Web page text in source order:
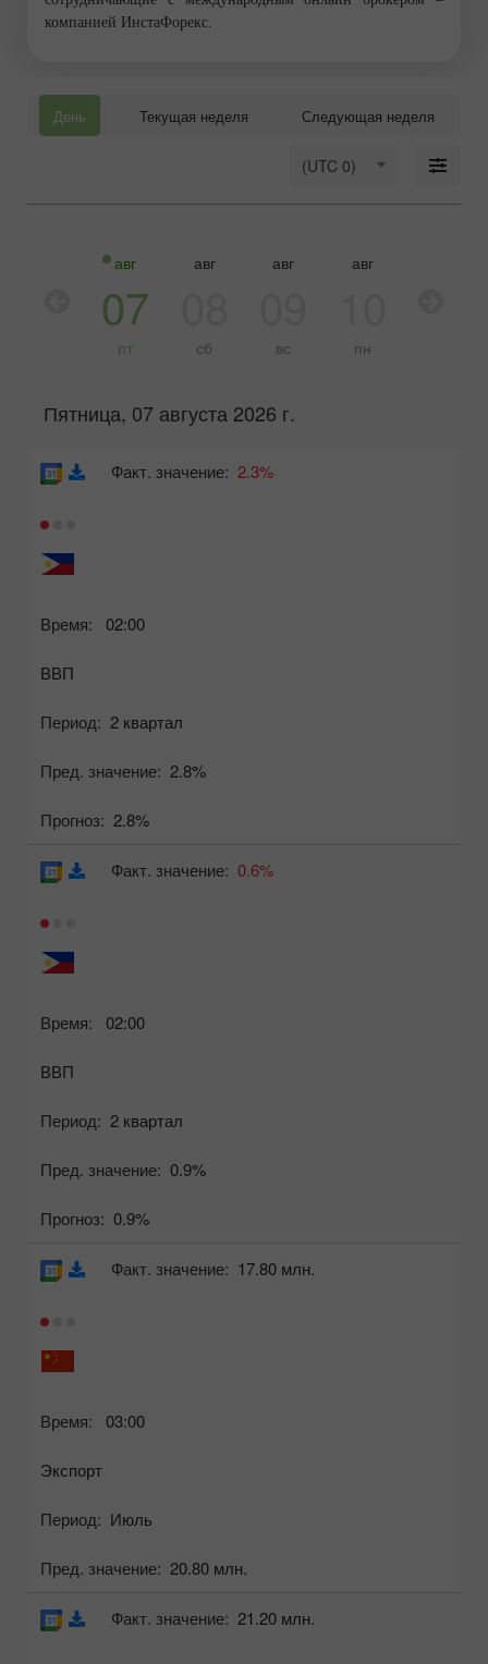
компанией ИнстаФорекс.
День Текущая неделя Следующая неделя
(UTC 0)
авг
07
пт
авг
сб
авг
вс
авг
пн
Пятница, 07 августа 2026 г.
Время: 02:00
ВВП
Период: 2 квартал
Пред. значение: 2.8%
Прогноз: 2.8%
Факт. значение: 2.3%
Время: 02:00
ВВП
Период: 2 квартал
Пред. значение: 0.9%
Прогноз: 0.9%
Факт. значение: 0.6%
Время: 03:00
Экспорт
Период: Июль
Пред. значение: 20.80 млн.
Факт. значение: 17.80 млн.
Факт. значение: 21.20 млн.